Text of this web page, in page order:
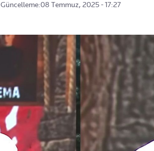
Güncelleme:08 Temmuz, 2025 - 17:27